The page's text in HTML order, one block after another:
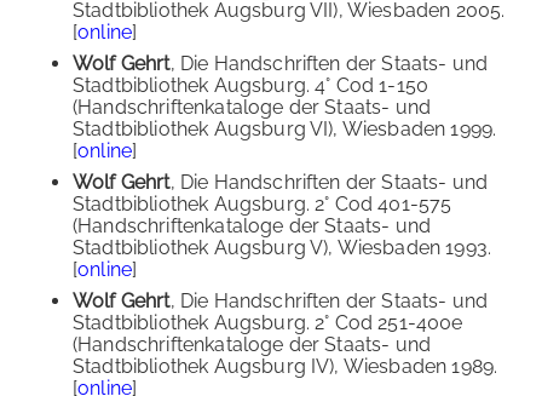
Stadtbibliothek Augsburg VII), Wiesbaden 2005.
[online]
Wolf Gehrt, Die Handschriften der Staats- und
Stadtbibliothek Augsburg. 4° Cod 1-150
(Handschriftenkataloge der Staats- und
Stadtbibliothek Augsburg VI), Wiesbaden 1999.
[online]
Wolf Gehrt, Die Handschriften der Staats- und
Stadtbibliothek Augsburg. 2° Cod 401-575
(Handschriftenkataloge der Staats- und
Stadtbibliothek Augsburg V), Wiesbaden 1993.
[online]
Wolf Gehrt, Die Handschriften der Staats- und
Stadtbibliothek Augsburg. 2° Cod 251-400e
(Handschriftenkataloge der Staats- und
Stadtbibliothek Augsburg IV), Wiesbaden 1989.
[online]